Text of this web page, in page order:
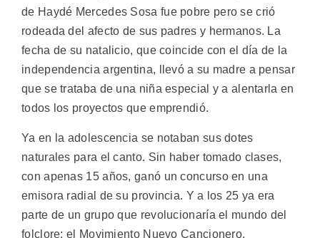
de Haydé Mercedes Sosa fue pobre pero se crió
rodeada del afecto de sus padres y hermanos. La
fecha de su natalicio, que coincide con el día de la
independencia argentina, llevó a su madre a pensar
que se trataba de una niña especial y a alentarla en
todos los proyectos que emprendió.
Ya en la adolescencia se notaban sus dotes
naturales para el canto. Sin haber tomado clases,
con apenas 15 años, ganó un concurso en una
emisora radial de su provincia. Y a los 25 ya era
parte de un grupo que revolucionaría el mundo del
folclore: el Movimiento Nuevo Cancionero.